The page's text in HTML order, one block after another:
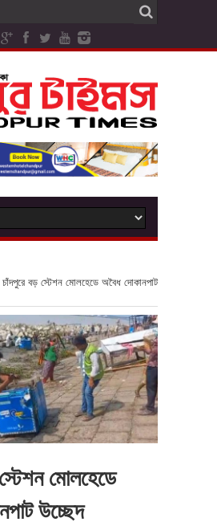
চাঁদপুরে বড় স্টেশন মোলহেডে অবৈধ দোকানপাট
মোলহেডে
উচ্ছেদ